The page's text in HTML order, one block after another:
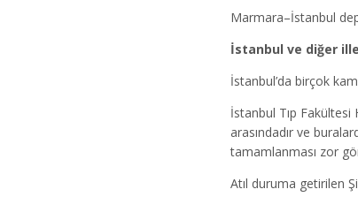
Marmara–İstanbul
İstanbul ve diğer
İstanbul’da birçok
İstanbul Tıp Fakültesi
arasındadır ve
tamamlanması zor
Atıl duruma getirilen